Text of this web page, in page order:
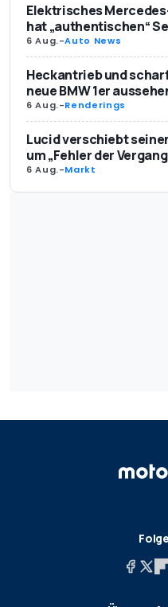
Elektrisches
hat „authentischen“
6 Aug.-Auto News
Heckantrieb und
neue BMW 1er
6 Aug.-Renderings
Lucid verschiebt
um „Fehler der
6 Aug.-Markt